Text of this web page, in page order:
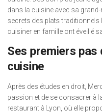
dans la cuisine avec sa
secrets des plats
cuisiner en famille ont éveillé
Ses premiers pas
cuisine
Après des études en droit,
passion et de se consacrer à
restaurant à Lyon, où elle